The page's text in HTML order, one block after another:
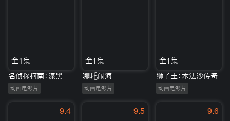
全1集
动画电影片
全1集
哪吒闹海
动画电影片
全1集
狮子王：木法沙传奇
动画电影片
9.4 9.5 9.6